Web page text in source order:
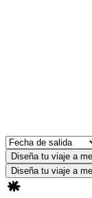
Diseña tu viaje a
Diseña tu viaje a